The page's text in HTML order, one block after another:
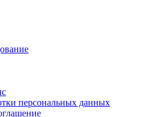
персональных данных